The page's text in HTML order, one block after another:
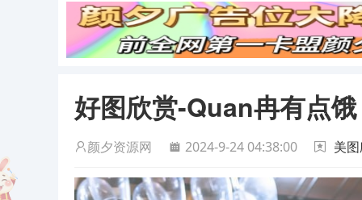
好图欣赏-Quan冉有点饿
颜夕资源网 2024-9-24 04:38:00 美